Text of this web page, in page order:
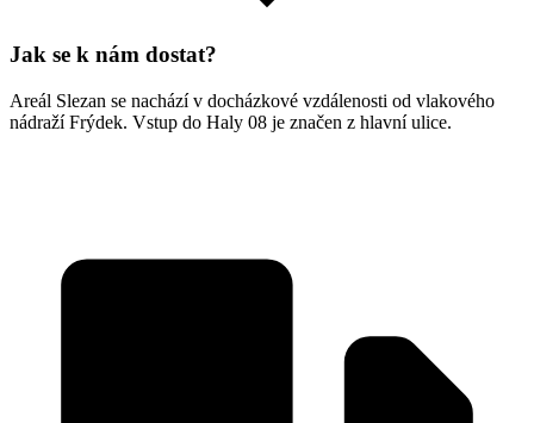
Jak se k nám dostat?
Areál Slezan se nachází v docházkové vzdálenosti od vlakového
nádraží Frýdek. Vstup do Haly 08 je značen z hlavní ulice.